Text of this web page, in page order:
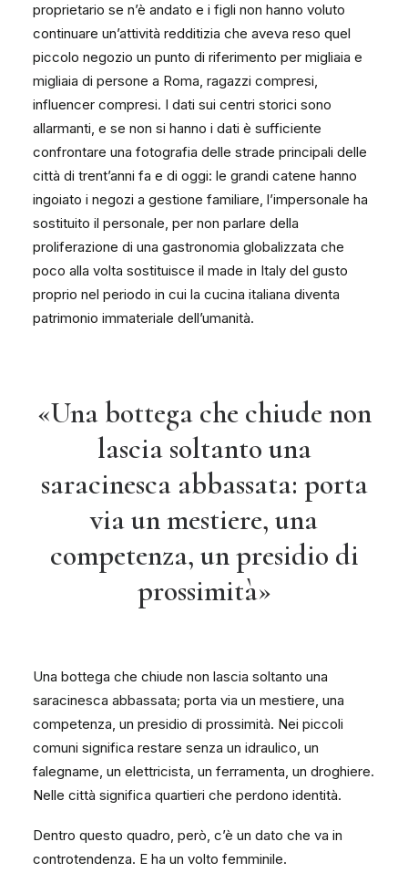
proprietario se n’è andato e i figli non hanno voluto
continuare un’attività redditizia che aveva reso quel
piccolo negozio un punto di riferimento per migliaia e
migliaia di persone a Roma, ragazzi compresi,
influencer compresi. I dati sui centri storici sono
allarmanti, e se non si hanno i dati è sufficiente
confrontare una fotografia delle strade principali delle
città di trent’anni fa e di oggi: le grandi catene hanno
ingoiato i negozi a gestione familiare, l’impersonale ha
sostituito il personale, per non parlare della
proliferazione di una gastronomia globalizzata che
poco alla volta sostituisce il made in Italy del gusto
proprio nel periodo in cui la cucina italiana diventa
patrimonio immateriale dell’umanità.
«Una bottega che chiude non
lascia soltanto una
saracinesca abbassata: porta
via un mestiere, una
competenza, un presidio di
prossimità»
Una bottega che chiude non lascia soltanto una
saracinesca abbassata; porta via un mestiere, una
competenza, un presidio di prossimità. Nei piccoli
comuni significa restare senza un idraulico, un
falegname, un elettricista, un ferramenta, un droghiere.
Nelle città significa quartieri che perdono identità.
Dentro questo quadro, però, c’è un dato che va in
controtendenza. E ha un volto femminile.